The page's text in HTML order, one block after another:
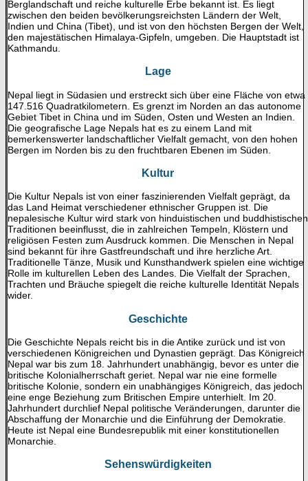
Berglandschaft und reiche kulturelle Erbe bekannt ist. Es liegt
zwischen den beiden bevölkerungsreichsten Ländern der Welt,
Indien und China (Tibet), und ist von den höchsten Bergen der Welt,
den majestätischen Himalaya-Gipfeln, umgeben. Die Hauptstadt ist
Kathmandu.
Lage
Nepal liegt in Südasien und erstreckt sich über eine Fläche von etwa
147.516 Quadratkilometern. Es grenzt im Norden an das autonome
Gebiet Tibet in China und im Süden, Osten und Westen an Indien.
Die geografische Lage Nepals hat es zu einem Land mit
bemerkenswerter landschaftlicher Vielfalt gemacht, von den hohen
Bergen im Norden bis zu den fruchtbaren Ebenen im Süden.
Kultur
Die Kultur Nepals ist von einer faszinierenden Vielfalt geprägt, da
das Land Heimat verschiedener ethnischer Gruppen ist. Die
nepalesische Kultur wird stark von hinduistischen und buddhistischen
Traditionen beeinflusst, die in zahlreichen Tempeln, Klöstern und
religiösen Festen zum Ausdruck kommen. Die Menschen in Nepal
sind bekannt für ihre Gastfreundschaft und ihre herzliche Art.
Traditionelle Tänze, Musik und Kunsthandwerk spielen eine wichtige
Rolle im kulturellen Leben des Landes. Die Vielfalt der Sprachen,
Trachten und Bräuche spiegelt die reiche kulturelle Identität Nepals
wider.
Geschichte
Die Geschichte Nepals reicht bis in die Antike zurück und ist von
verschiedenen Königreichen und Dynastien geprägt. Das Königreich
Nepal war bis zum 18. Jahrhundert unabhängig, bevor es unter die
britische Kolonialherrschaft geriet. Nepal war nie eine formelle
britische Kolonie, sondern ein unabhängiges Königreich, das jedoch
eine enge Beziehung zum Britischen Empire unterhielt. Im 20.
Jahrhundert durchlief Nepal politische Veränderungen, darunter die
Abschaffung der Monarchie und die Einführung der Demokratie.
Heute ist Nepal eine Bundesrepublik mit einer konstitutionellen
Monarchie.
Sehenswürdigkeiten